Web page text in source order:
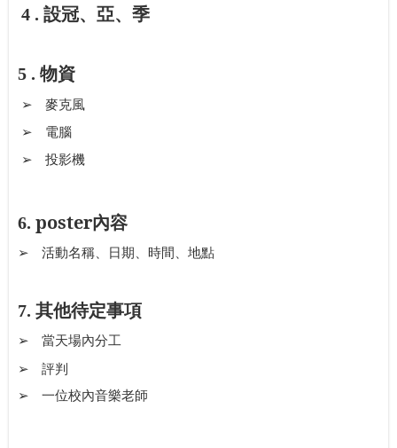
4 . 設冠、亞、季
5 . 物資
➢ 麥克風
➢ 電腦
➢ 投影機
6. poster內容
➢ 活動名稱、日期、時間、地點
7. 其他待定事項
➢ 當天場內分工
➢ 評判
➢ 一位校內音樂老師